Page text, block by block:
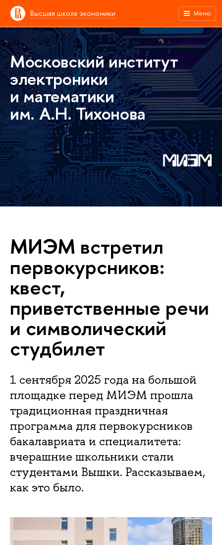
Высшая школа экономики Меню
Московский институт
электроники
и математики
им. А.Н. Тихонова
МИЭМ встретил
первокурсников:
квест,
приветственные речи
и символический
студбилет
1 сентября 2025 года на большой
площадке перед МИЭМ прошла
традиционная праздничная
программа для первокурсников
бакалавриата и специалитета:
вчерашние школьники стали
студентами Вышки. Рассказываем,
как это было.